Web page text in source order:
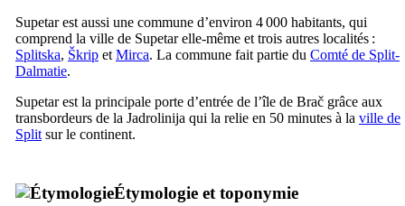
Supetarest aussi une commune d’environ 4 000 habitants, qui
comprend la ville de Supetarelle-même et trois autres localités :
Splitska, Škrip et Mirca. La commune fait partie du Comté de Split-
Dalmatie.
Supetarest la principale porte d’entrée de l’île de Brač grâce aux
transbordeurs de la Jadrolinija qui la relie en 50 minutes à la ville de
Split sur le continent.
Étymologie et toponymie